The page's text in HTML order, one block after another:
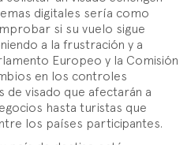
digitales sería como
si su vuelo sigue
a la frustración y a
Europeo y la Comisión
en los controles
visado que afectarán a
hasta turistas que
los países participantes.